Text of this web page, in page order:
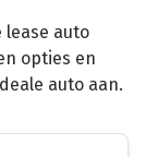
lease auto
opties en
auto aan.